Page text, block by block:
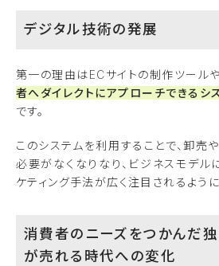
デジタル技術の発展
第一の理由はECサイトの制作ツールや
者へダイレクトにアプローチできるシ
です。
このシステムを利用することで、卸売
必要がなくなりなり、ビジネスモデル
ケティング手法が広く注目されるように
消費者のニーズをつかんだ
が売れる時代への変化